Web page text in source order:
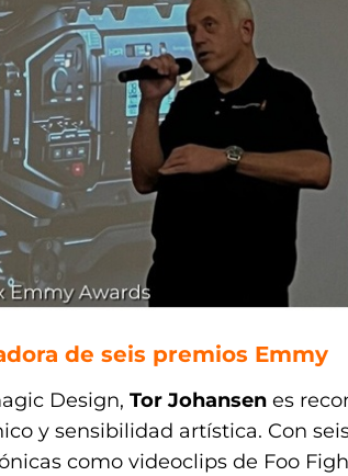
de seis premios Emmy
Design, Tor Johansen es
y sensibilidad artística. Con
como videoclips de Foo